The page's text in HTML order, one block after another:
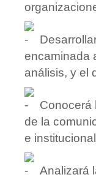
encaminada
análisis, y el
Conocerá
de la
e
Analizará